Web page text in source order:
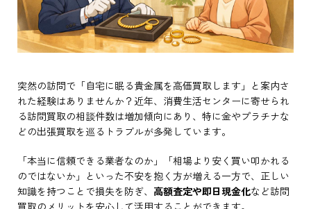
突然の訪問で「自宅に眠る貴金属を高価買取します」と案内さ
れた経験はありませんか？近年、消費生活センターに寄せられ
る訪問買取の相談件数は増加傾向にあり、特に金やプラチナな
どの出張買取を巡るトラブルが多発しています。
「本当に信頼できる業者なのか」「相場より安く買い叩かれる
のではないか」といった不安を抱く方が増える一方で、正しい
知識を持つことで損失を防ぎ、 高額査定や即日現金化など訪問